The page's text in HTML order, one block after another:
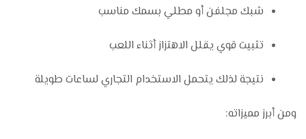
شبك مجلفن أو مطلي بسمك مناسب
تثبيت قوي يقلل الاهتزاز أثناء اللعب
نتيجة لذلك يتحمل الاستخدام التجاري لساعات طويلة
ومن أبرز مميزاته: